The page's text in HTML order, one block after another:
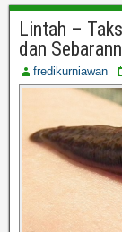
Lintah –
dan
fredikurniawan